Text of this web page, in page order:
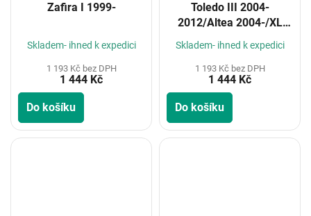
Zafira I 1999-
Skladem- ihned k expedici
1 193 Kč bez DPH
1 444 Kč
Do košíku
Toledo III 2004-
2012/Altea 2004-/XL
2006-
Skladem- ihned k expedici
1 193 Kč bez DPH
1 444 Kč
Do košíku